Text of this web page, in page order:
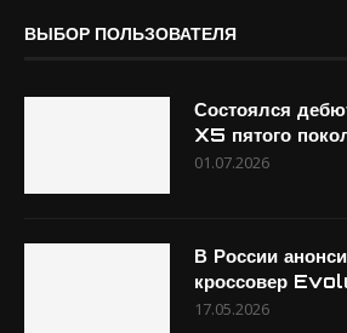
ВЫБОР ПОЛЬЗОВАТЕЛЯ
Состоялся
X5 пятого
01.07.2026
В России
кроссовер
17.05.2026